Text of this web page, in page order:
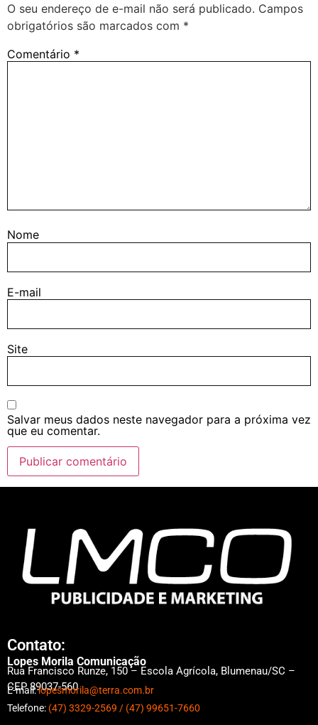
O seu endereço de e-mail não será publicado. Campos
obrigatórios são marcados com *
Comentário *
Nome
E-mail
Site
Salvar meus dados neste navegador para a próxima vez
que eu comentar.
Contato:
Lopes Morila Comunicação
Rua Francisco Runze, 150 – Escola Agrícola, Blumenau/SC –
CEP 89037-560
E-mail:lopesmorila@terra.com.br
Telefone: (47) 3329-2569 / (47) 99651-7660